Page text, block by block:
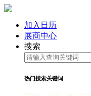
加入日历
展商中心
搜索
热门搜索关键词